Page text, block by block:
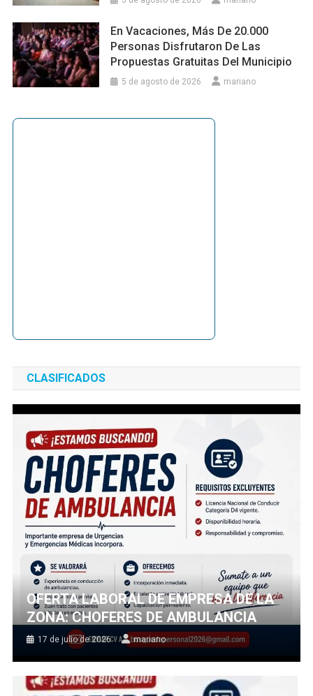
En Vacaciones, Más De 20.000
Personas Disfrutaron De Las
Propuestas Gratuitas Del Municipio
5 de agosto de 2026 mariano
CLASIFICADOS
OFERTA LABORAL DE EMPRESA DE LA
ZONA: CHOFERES DE AMBULANCIA
17 de julio de 2026 mariano